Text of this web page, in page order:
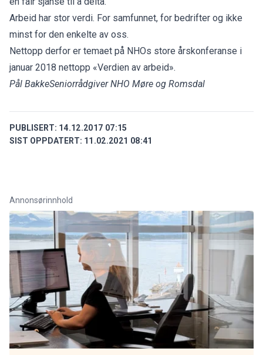
Arbeid har stor verdi. For samfunnet, for bedrifter og ikke
minst for den enkelte av oss.
Nettopp derfor er temaet på NHOs store årskonferanse i
januar 2018 nettopp «Verdien av arbeid».
Pål BakkeSeniorrådgiverNHO Møre og Romsdal
PUBLISERT: 14.12.2017 07:15
SIST OPPDATERT: 11.02.2021 08:41
Annonsørinnhold